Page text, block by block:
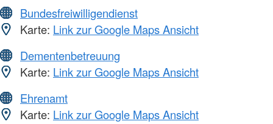
Bundesfreiwilligendienst
Karte: Link zur Google Maps Ansicht
Dementenbetreuung
Karte: Link zur Google Maps Ansicht
Ehrenamt
Karte: Link zur Google Maps Ansicht